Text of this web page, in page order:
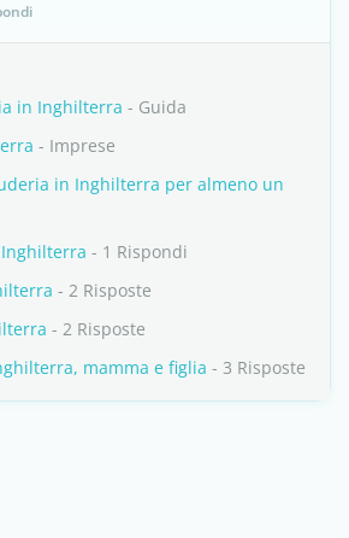
in Inghilterra - Guida
- Imprese
in Inghilterra per almeno un
- 1 Rispondi
- 2 Risposte
- 2 Risposte
mamma e figlia - 3 Risposte